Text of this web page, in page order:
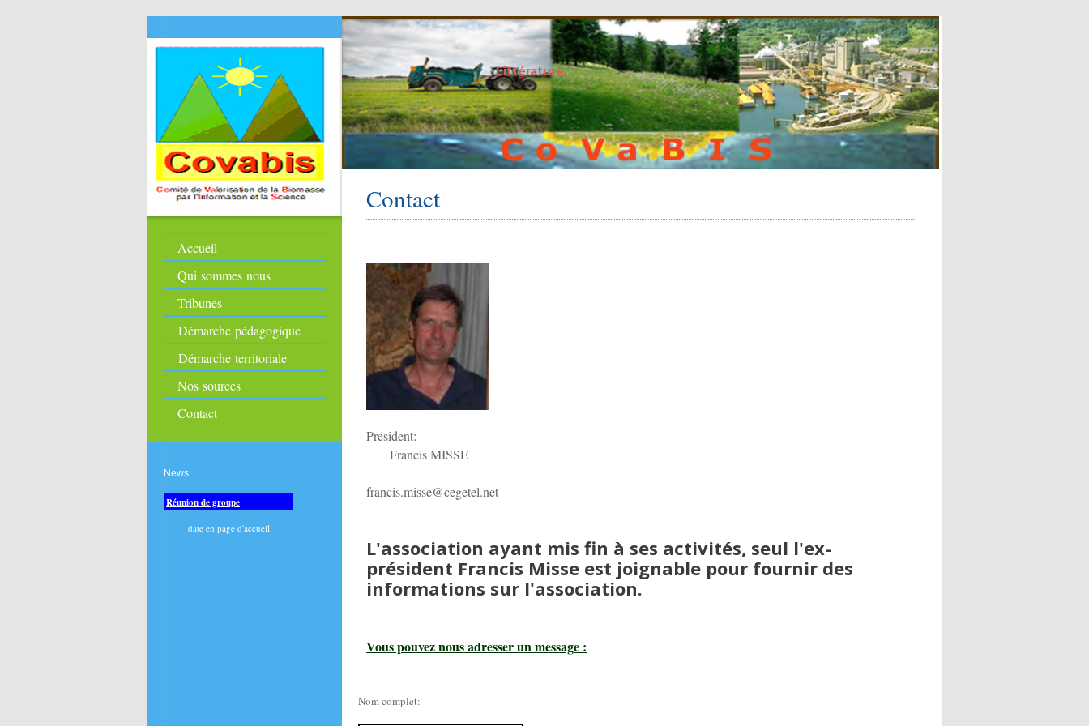
Accueil
Qui sommes nous
Tribunes
Démarche pédagogique
Démarche territoriale
Nos sources
Contact
News
Réunion de groupe
date en page d'accueil
Littérature
Contact
Président:
Francis MISSE
francis.misse@cegetel.net
L'association ayant mis fin à ses activités, seul l'ex-
président Francis Misse est joignable pour fournir des
informations sur l'association.
Vous pouvez nous adresser un message :
Nom complet: